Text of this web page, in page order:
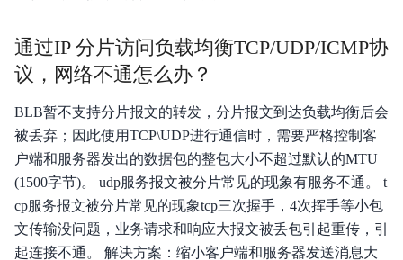
通过IP 分片访问负载均衡TCP/UDP/ICMP协
议，网络不通怎么办？
BLB暂不支持分片报文的转发，分片报文到达负载均衡后会
被丢弃；因此使用TCP\UDP进行通信时，需要严格控制客
户端和服务器发出的数据包的整包大小不超过默认的MTU
(1500字节)。 udp服务报文被分片常见的现象有服务不通。 t
cp服务报文被分片常见的现象tcp三次握手，4次挥手等小包
文传输没问题，业务请求和响应大报文被丢包引起重传，引
起连接不通。 解决方案：缩小客户端和服务器发送消息大